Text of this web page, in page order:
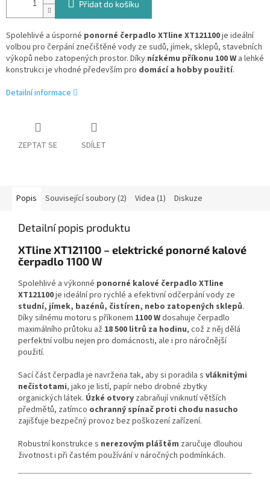
Přidat do košíku
Spolehlivé a úsporné ponorné čerpadlo XTline XT121100je ideální
volbou pro čerpání znečištěné vody ze sudů, jímek, sklepů, stavebních
výkopů nebo zatopených prostor. Díky nízkému příkonu 100 W a lehké
konstrukci je vhodné především pro domácí a hobby použití.
Detailní informace
ZEPTAT SE SDÍLET
Popis Související soubory (2) Videa (1) Diskuze
Detailní popis produktu
XTline XT121100 – elektrické ponorné kalové
čerpadlo 1100 W
Spolehlivé a výkonné ponorné kalové čerpadlo XTline
XT121100je ideální pro rychlé a efektivní odčerpání vody ze
studní, jímek, bazénů, čistíren, nebo zatopených sklepů.
Díky silnému motoru s příkonem 1100 Wdosahuje čerpadlo
maximálního průtoku až 18 500 litrů za hodinu, což z něj dělá
perfektní volbu nejen pro domácnosti, ale i pro náročnější
použití.
Sací část čerpadla je navržena tak, aby si poradila s vláknitými
nečistotami, jako je listí, papír nebo drobné zbytky
organických látek. Úzké otvory zabraňují vniknutí větších
předmětů, zatímco ochranný spínač proti chodu nasucho
zajišťuje bezpečný provoz bez poškození zařízení.
Robustní konstrukce s nerezovým pláštěm zaručuje dlouhou
životnost i při častém používání v náročných podmínkách.